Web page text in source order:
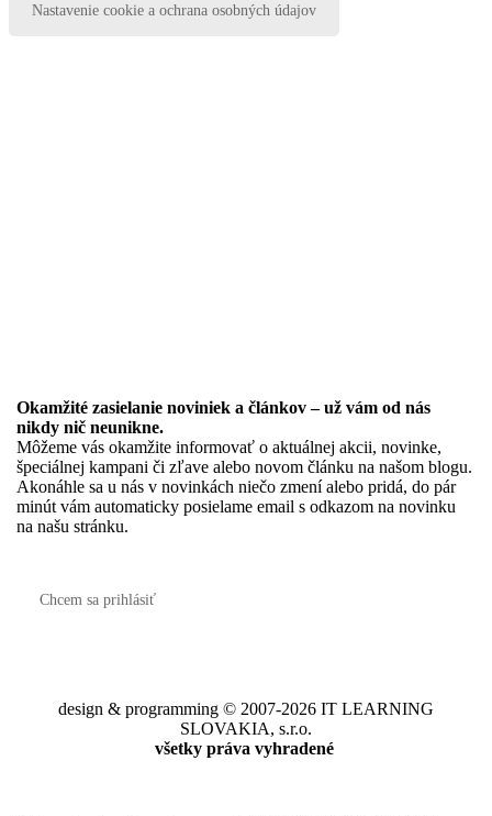
Nastavenie cookie a ochrana osobných údajov
Okamžité zasielanie noviniek a článkov – už vám od nás
nikdy nič neunikne.
Môžeme vás okamžite informovať o aktuálnej akcii, novinke,
špeciálnej kampani či zľave alebo novom článku na našom blogu.
Akonáhle sa u nás v novinkách niečo zmení alebo pridá, do pár
minút vám automaticky posielame email s odkazom na novinku
na našu stránku.
Chcem sa prihlásiť
design & programming © 2007-2026 IT LEARNING
SLOVAKIA, s.r.o.
všetky práva vyhradené